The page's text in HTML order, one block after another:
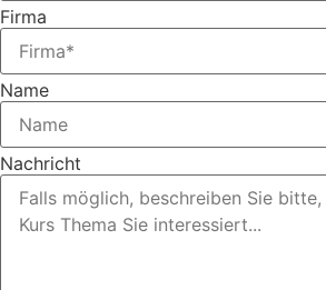
Firma
Name
Nachricht